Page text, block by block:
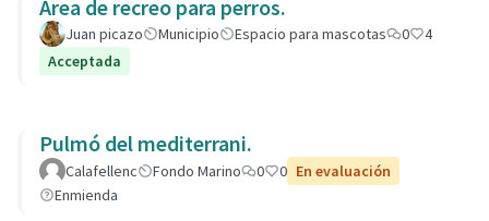
Área de recreo para perros.
Juan picazo Municipio Espacio para mascotas 0
4
Acceptada
Pulmó del mediterrani.
Calafellenc Fondo Marino 0 0 En evaluación
Enmienda